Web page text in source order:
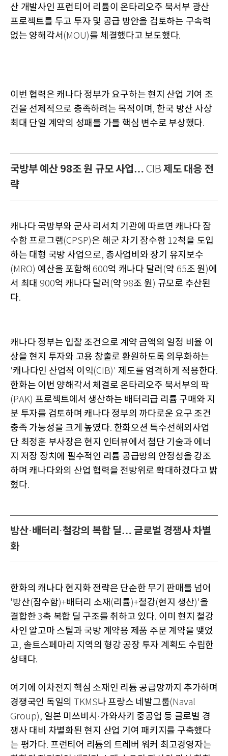
산 개발사인 프런티어 리튬이 온타리오주 북서부 광산
프로젝트를 두고 투자 및 공급 방안을 검토하는 구속력
없는 양해각서 (MOU)를 체결했다고 보도했다.
이번 협력은 캐나다 정부가 요구하는 현지 산업 기여 조
건을 선제적으로 충족하려는 목적이며 , 한국 방산 사상
최대 단일 계약의 성패를 가를 핵심 변수로 부상했다.
국방부 예산 98조 원 규모 사업… CIB 제도 대응 전
략
캐나다 국방부와 군사 리서치 기관에 따르면 캐나다 잠
수함 프로그램(CPSP)은 해군 차기 잠수함 12척을 도입
하는 대형 국방 사업으로, 총사업비와 장기 유지보수
(MRO) 예산을 포함해 600억 캐나다 달러 (약 65조 원 )에
서 최대 900억 캐나다 달러 (약 98조 원 ) 규모로 추산된
다.
캐나다 정부는 입찰 조건으로 계약 금액의 일정 비율 이
상을 현지 투자와 고용 창출로 환원하도록 의무화하는
'캐나다인 산업적 이익(CIB)'제도를 엄격하게 적용한다.
한화는 이번 양해각서 체결로 온타리오주 북서부의 팍
(PAK) 프로젝트에서 생산하는 배터리급 리튬 구매와 지
분 투자를 검토하며 캐나다 정부의 까다로운 요구 조건
충족 가능성을 크게 높였다. 한화오션 특수선해외사업
단 최정훈 부사장은 현지 인터뷰에서 첨단 기술과 에너
지 저장 장치에 필수적인 리튬 공급망의 안정성을 강조
하며 캐나다와의 산업 협력을 전방위로 확대하겠다고 밝
혔다.
방산·배터리 ·철강의 복합 딜… 글로벌 경쟁사 차별
화
한화의 캐나다 현지화 전략은 단순한 무기 판매를 넘어
'방산(잠수함)+배터리 소재 (리튬)+철강(현지 생산)'을
결합한 3축 복합 딜 구조를 취하고 있다. 이미 현지 철강
사인 알고마 스틸과 국방 계약용 제품 주문 계약을 맺었
고, 솔트스페마리 지역의 형강 공장 투자 계획도 수립한
상태다.
여기에 이차전지 핵심 소재인 리튬 공급망까지 추가하며
경쟁국인 독일의 TKMS나 프랑스 네발그룹(Naval
Group), 일본 미쓰비시 ·가와사키 중공업 등 글로벌 경
쟁사 대비 차별화된 현지 산업 기여 패키지를 구축했다
는 평가다. 프런티어 리튬의 트레버 워커 최고경영자는